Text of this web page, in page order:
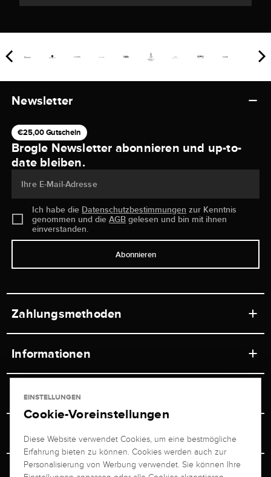
Newsletter
€25,00 Gutschein
Brogle Newsletter abonnieren und up-to-
date bleiben.
Ihre E-Mail-Adresse
Ich habe die Datenschutzbestimmungen zur Kenntnis
genommen und dieAGB gelesen und bin mit ihnen
einverstanden.
Abonnieren
Zahlungsmethoden
Informationen
Ladengeschäft
Versand & Zahlung
Ratgeber
Service
Newsletterabmeldung
Retouren-Service
Juwelier Brogle
Über uns
Persönlicher Berater
EINSTELLUNGEN
Cookie-Voreinstellungen
Diese Website verwendet Cookies, um eine bestmögliche
Erfahrung bieten zu können. Cookies werden auch zur
Personalisierung von Werbung verwendet. Sie können Ihre